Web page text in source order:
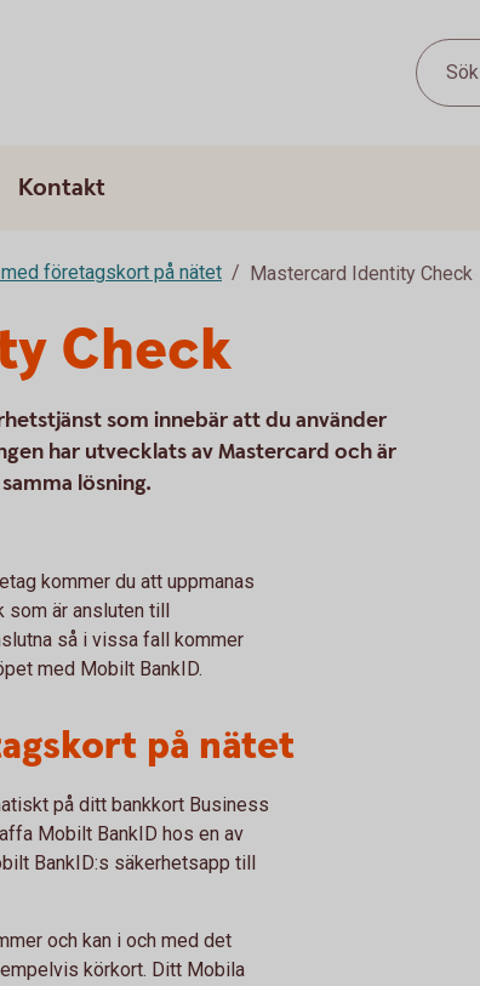
Sök
Kontakt
företagskort på nätet Mastercard Identity Check
Check
som innebär att du använder
har utvecklats av Mastercard och är
lösning.
kommer du att uppmanas
som är ansluten till
så i vissa fall kommer
med Mobilt BankID.
på nätet
på ditt bankkort Business
Mobilt BankID hos en av
BankID:s säkerhetsapp till
och kan i och med det
körkort. Ditt Mobila